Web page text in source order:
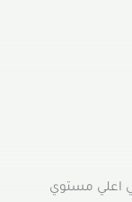
اعلي مستوي